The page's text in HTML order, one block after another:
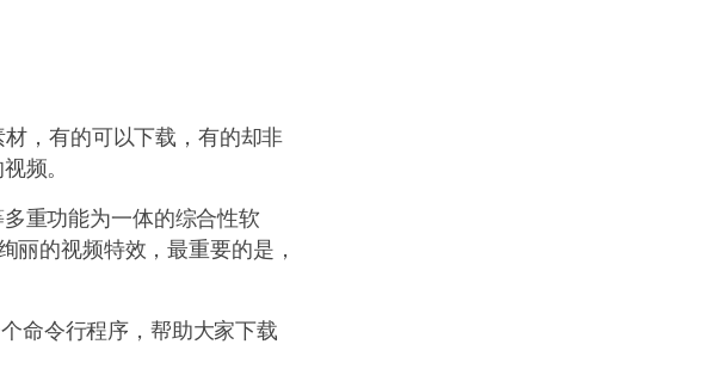
，有的可以下载，有的却非
频。
重功能为一体的综合性软
丽的视频特效，最重要的是，
命令行程序，帮助大家下载